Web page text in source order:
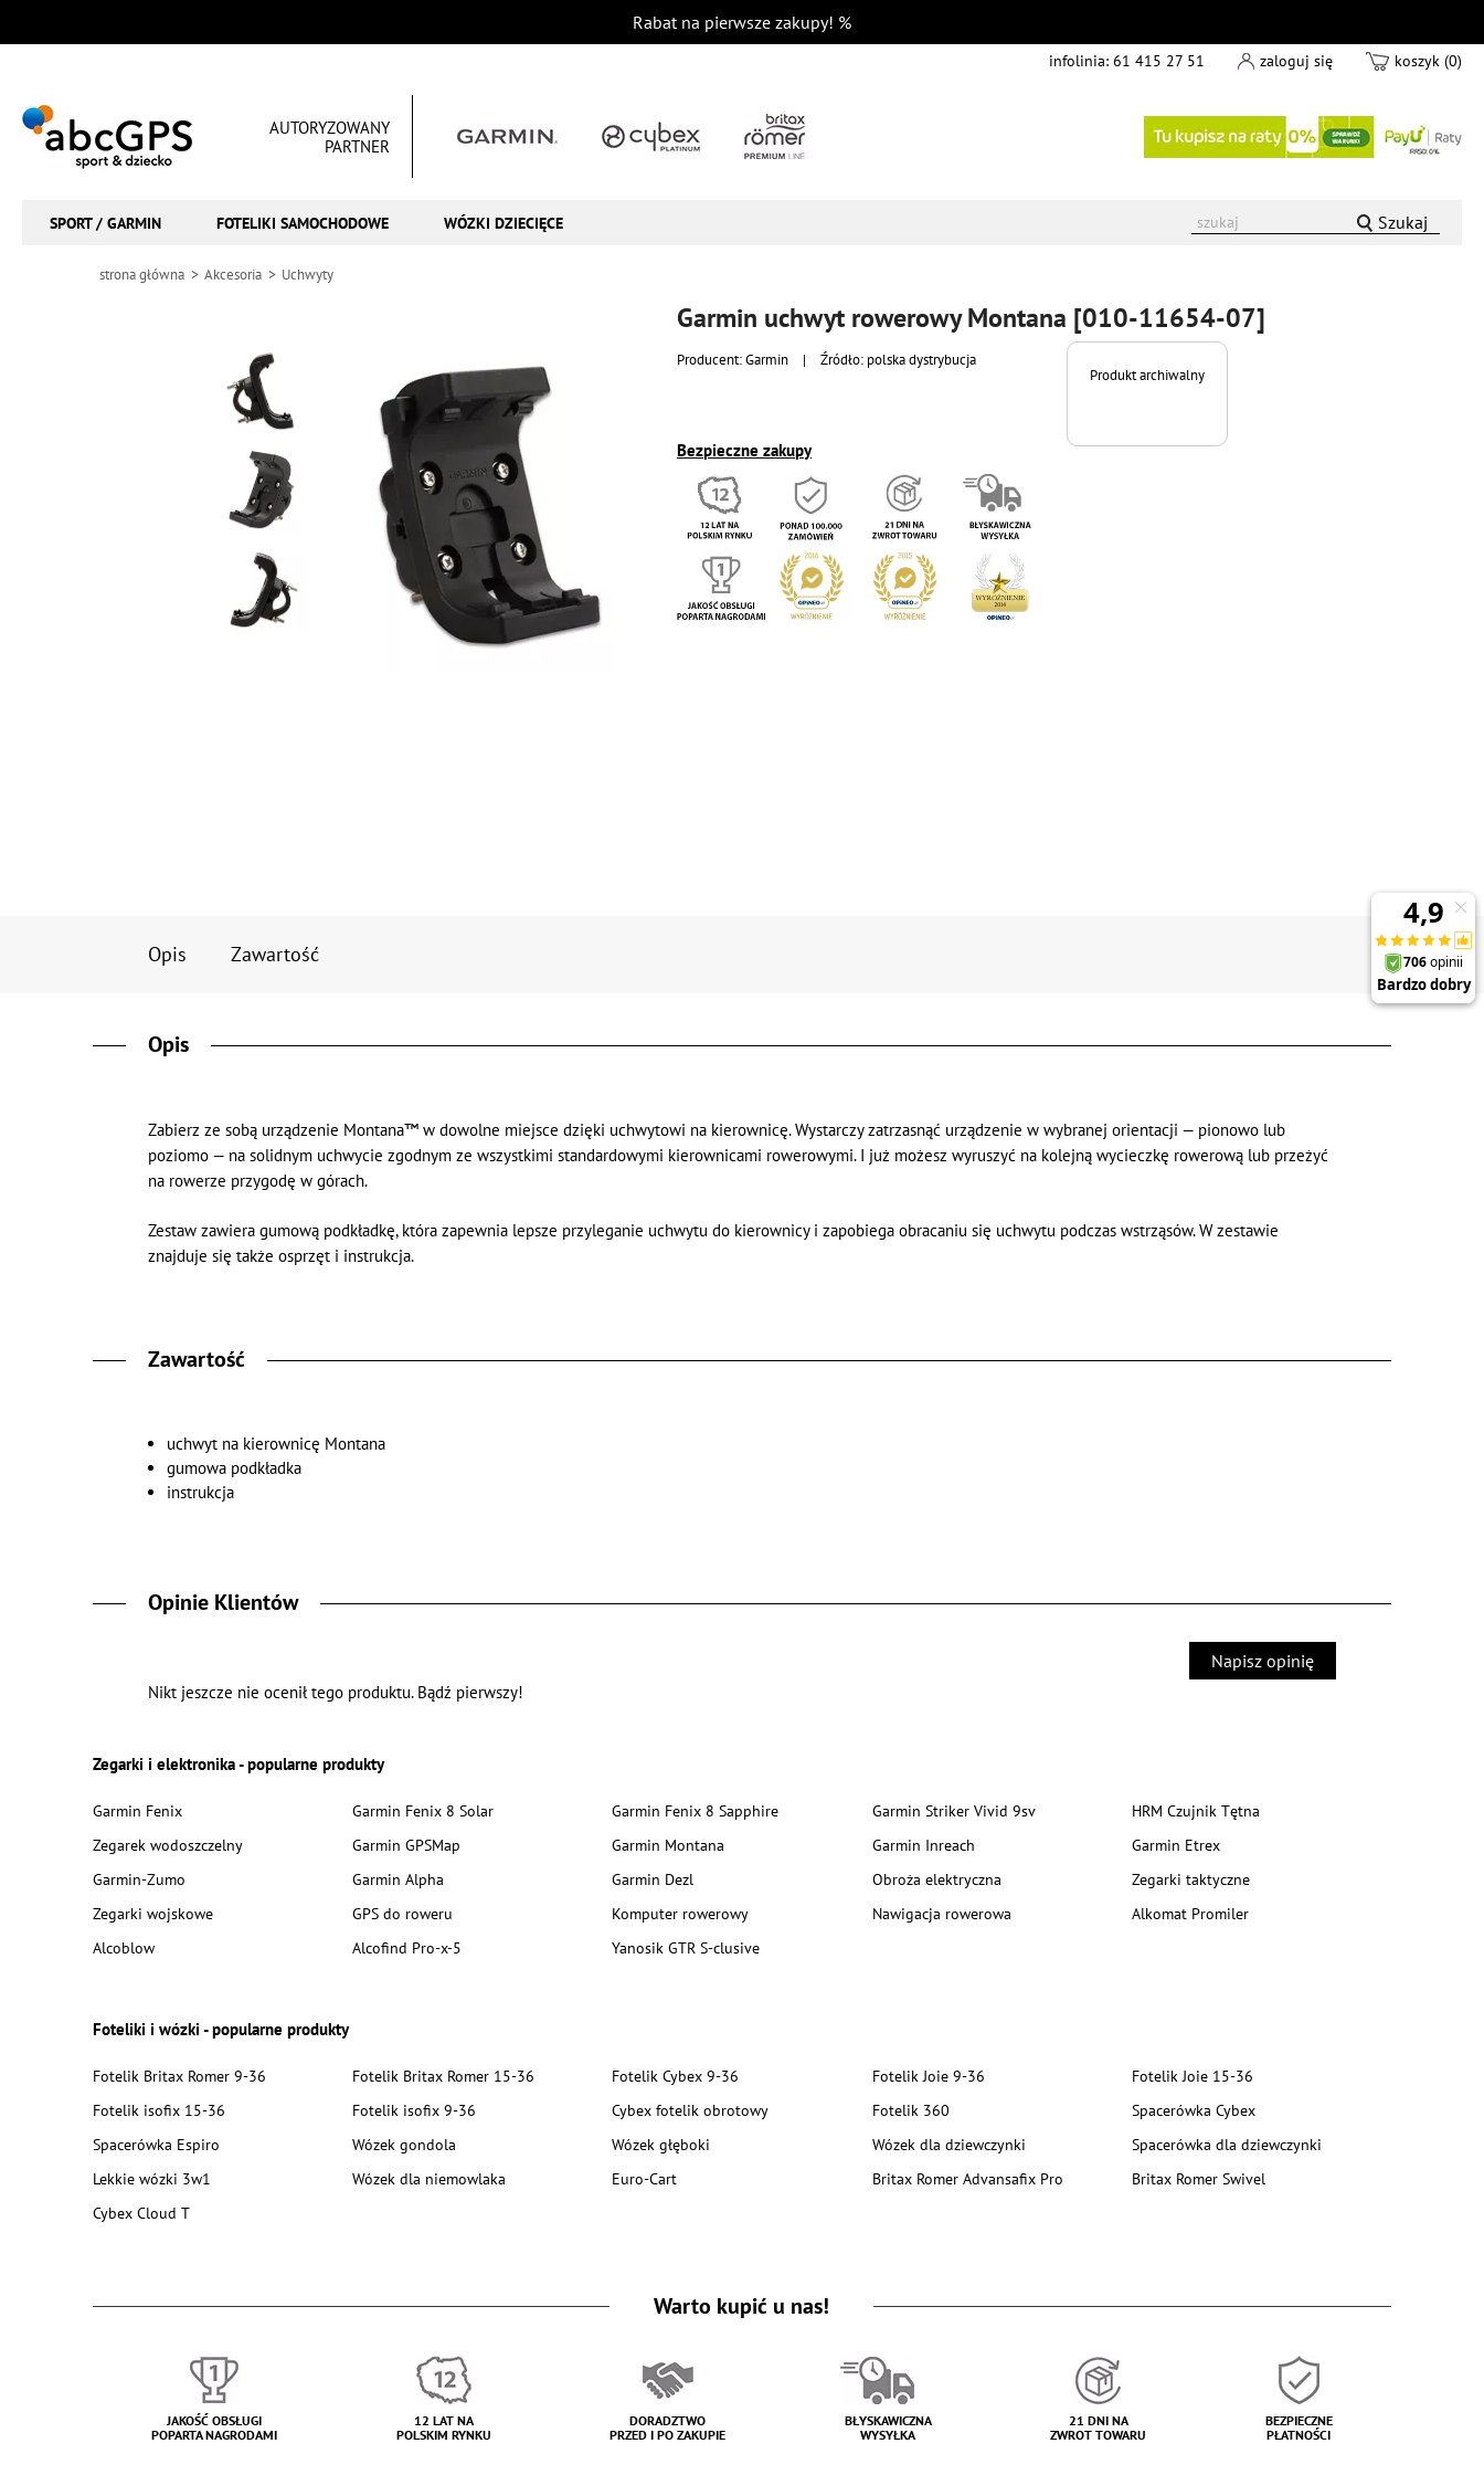
Rabat na pierwsze zakupy! %
infolinia: 61 415 27 51 zaloguj się koszyk (0)
AUTORYZOWANY
PARTNER
SPORT / GARMIN FOTELIKI SAMOCHODOWE WÓZKI DZIECIĘCE Szukaj
strona główna Akcesoria Uchwyty
Garmin uchwyt rowerowy Montana [010-11654-07]
Producent:Garmin | Źródło: polska dystrybucja
Bezpieczne zakupy
Produkt archiwalny
Opis Zawartość
Opis
Zabierz ze sobą urządzenie Montana™ w dowolne miejsce dzięki uchwytowi na kierownicę. Wystarczy zatrzasnąć urządzenie w wybranej orientacji — pionowo lub
poziomo — na solidnym uchwycie zgodnym ze wszystkimi standardowymi kierownicami rowerowymi. I już możesz wyruszyć na kolejną wycieczkę rowerową lub przeżyć
na rowerze przygodę w górach.
Zestaw zawiera gumową podkładkę, która zapewnia lepsze przyleganie uchwytu do kierownicy i zapobiega obracaniu się uchwytu podczas wstrząsów. W zestawie
znajduje się także osprzęt i instrukcja.
Zawartość
uchwyt na kierownicę Montana
gumowa podkładka
instrukcja
Opinie Klientów
Napisz opinię
Nikt jeszcze nie ocenił tego produktu. Bądź pierwszy!
Zegarki i elektronika - popularne produkty
Garmin Fenix Garmin Fenix 8 Solar Garmin Fenix 8 Sapphire Garmin Striker Vivid 9sv
HRM Czujnik Tętna
Zegarek wodoszczelny
Garmin GPSMap Garmin Montana Garmin Inreach
Garmin Etrex
Garmin-Zumo
Garmin Alpha Garmin Dezl Obroża elektryczna
Zegarki taktyczne
Zegarki wojskowe
GPS do roweru Komputer rowerowy Nawigacja rowerowa
Alkomat Promiler
Alcoblow
Alcofind Pro-x-5 Yanosik GTR S-clusive
Foteliki i wózki - popularne produkty
Fotelik Britax Romer 9-36 Fotelik Britax Romer 15-36 Fotelik Cybex 9-36 Fotelik Joie 9-36
Fotelik Joie 15-36
Fotelik isofix 15-36
Fotelik isofix 9-36 Cybex fotelik obrotowy Fotelik 360
Spacerówka Cybex
Spacerówka Espiro
Wózek gondola Wózek głęboki Wózek dla dziewczynki
Spacerówka dla dziewczynki
Lekkie wózki 3w1
Wózek dla niemowlaka Euro-Cart Britax Romer Advansafix Pro
Britax Romer Swivel
Cybex Cloud T
Warto kupić u nas!
JAKOŚĆ OBSŁUGI
POPARTA NAGRODAMI
12 LAT NA
POLSKIM RYNKU
DORADZTWO
PRZED I PO ZAKUPIE
BŁYSKAWICZNA
WYSYŁKA
21 DNI NA
ZWROT TOWARU
BEZPIECZNE
PŁATNOŚCI